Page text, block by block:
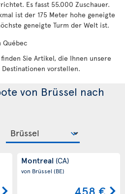
Es fasst 55.000 Zuschauer.
ist der 175 Meter hohe geneigte
geneigte Turm der Welt ist.
Québec
Sie Artikel, die Ihnen unsere
vorstellen.
von Brüssel nach
Montreal (CA)
von Brüssel(BE)